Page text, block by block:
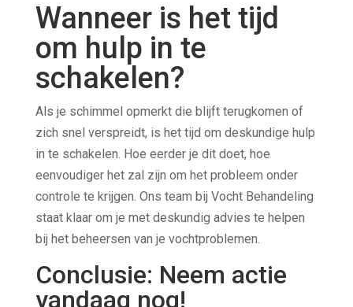
Wanneer is het tijd
om hulp in te
schakelen?
Als je schimmel opmerkt die blijft terugkomen of
zich snel verspreidt, is het tijd om deskundige hulp
in te schakelen. Hoe eerder je dit doet, hoe
eenvoudiger het zal zijn om het probleem onder
controle te krijgen. Ons team bij Vocht Behandeling
staat klaar om je met deskundig advies te helpen
bij het beheersen van je vochtproblemen.
Conclusie: Neem actie
vandaag nog!